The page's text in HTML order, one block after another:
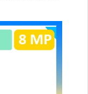
dễ lắp đặt